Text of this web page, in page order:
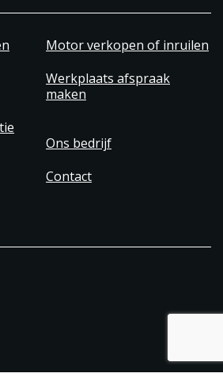
Motor verkopen of inruilen
Werkplaats afspraak
maken
Ons bedrijf
Contact